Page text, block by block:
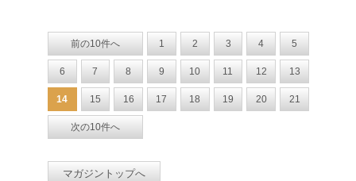
前の10件へ 1 2 3 4 5
6 7 8 9 10 11 12 13
14 15 16 17 18 19 20 21
次の10件へ
マガジントップへ